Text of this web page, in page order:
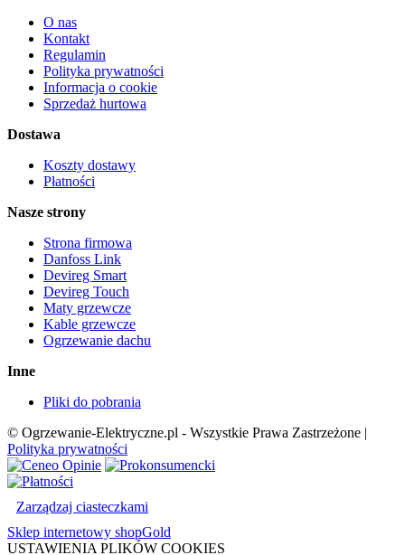
O nas
Kontakt
Regulamin
Polityka prywatności
Informacja o cookie
Sprzedaż hurtowa
Dostawa
Koszty dostawy
Płatności
Nasze strony
Strona firmowa
Danfoss Link
Devireg Smart
Devireg Touch
Maty grzewcze
Kable grzewcze
Ogrzewanie dachu
Inne
Pliki do pobrania
© Ogrzewanie-Elektryczne.pl - Wszystkie Prawa Zastrzeżone |
Polityka prywatności
Zarządzaj ciasteczkami
Sklep internetowy shopGold
USTAWIENIA PLIKÓW COOKIES